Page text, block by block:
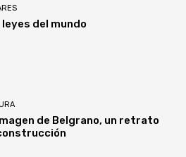
leyes del mundo
de Belgrano, un retrato